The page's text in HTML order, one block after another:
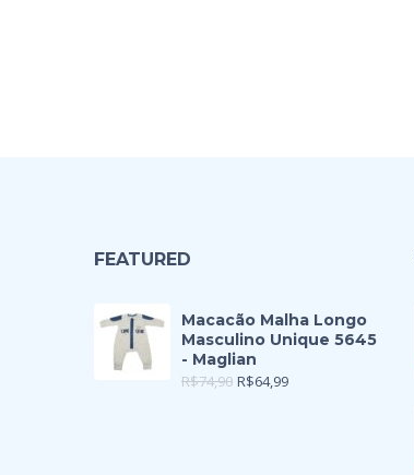
FEATURED
Macacão Malha Longo
Masculino Unique 5645
- Maglian
R$74,90 R$64,99